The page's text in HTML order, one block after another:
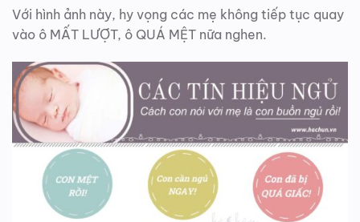
Với hình ảnh này, hy vọng các mẹ không tiếp tục quay
vào ô MẤT LƯỢT, ô QUÁ MỆT nữa nghen.